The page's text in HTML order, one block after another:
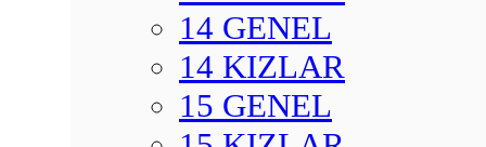
14 GENEL
14 KIZLAR
15 GENEL